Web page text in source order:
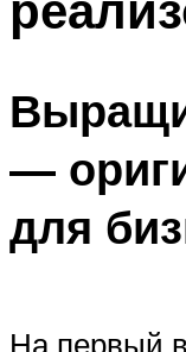
—
для
На первый